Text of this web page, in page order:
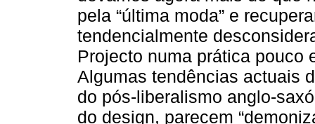
pela “última moda” e
tendencialmente
Projecto numa prática pouco
Algumas tendências actuais
do pós-liberalismo anglo-
do design, parecem